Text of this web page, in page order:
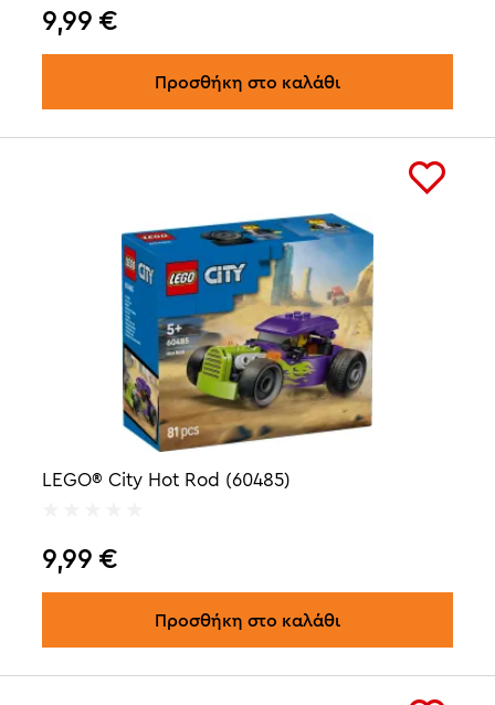
9,99 €
Προσθήκη στο καλάθι
LEGO® City Hot Rod (60485)
9,99 €
Προσθήκη στο καλάθι